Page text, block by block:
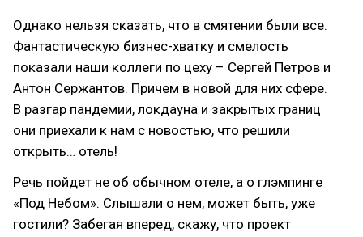
Однако нельзя сказать, что в смятении были все.
Фантастическую бизнес-хватку и смелость
показали наши коллеги по цеху – Сергей Петров и
Антон Сержантов. Причем в новой для них сфере.
В разгар пандемии, локдауна и закрытых границ
они приехали к нам с новостью, что решили
открыть… отель!
Речь пойдет не об обычном отеле, а о глэмпинге
«Под Небом». Слышали о нем, может быть, уже
гостили? Забегая вперед, скажу, что проект